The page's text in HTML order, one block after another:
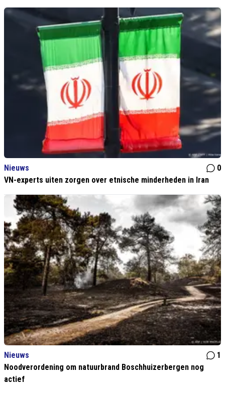
Nieuws
0
VN-experts uiten zorgen over etnische minderheden in Iran
Nieuws
1
Noodverordening om natuurbrand Boschhuizerbergen nog
actief